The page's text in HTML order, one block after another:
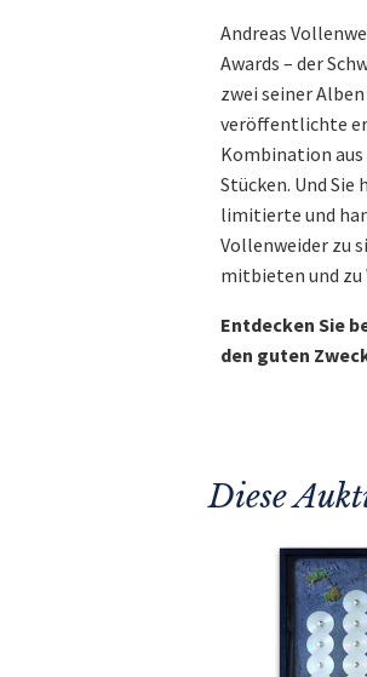
Andreas
Awards – der
zwei seiner
veröffentlichte er
Kombination
Stücken. Und
limitierte und
Vollenweider zu
mitbieten und zu
Entdecken Sie
den guten
Diese